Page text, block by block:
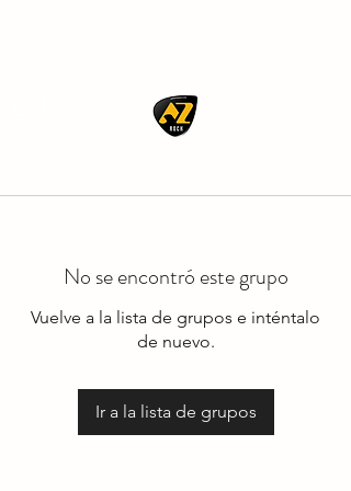
No se encontró este grupo
Vuelve a la lista de grupos e inténtalo
de nuevo.
Ir a la lista de grupos